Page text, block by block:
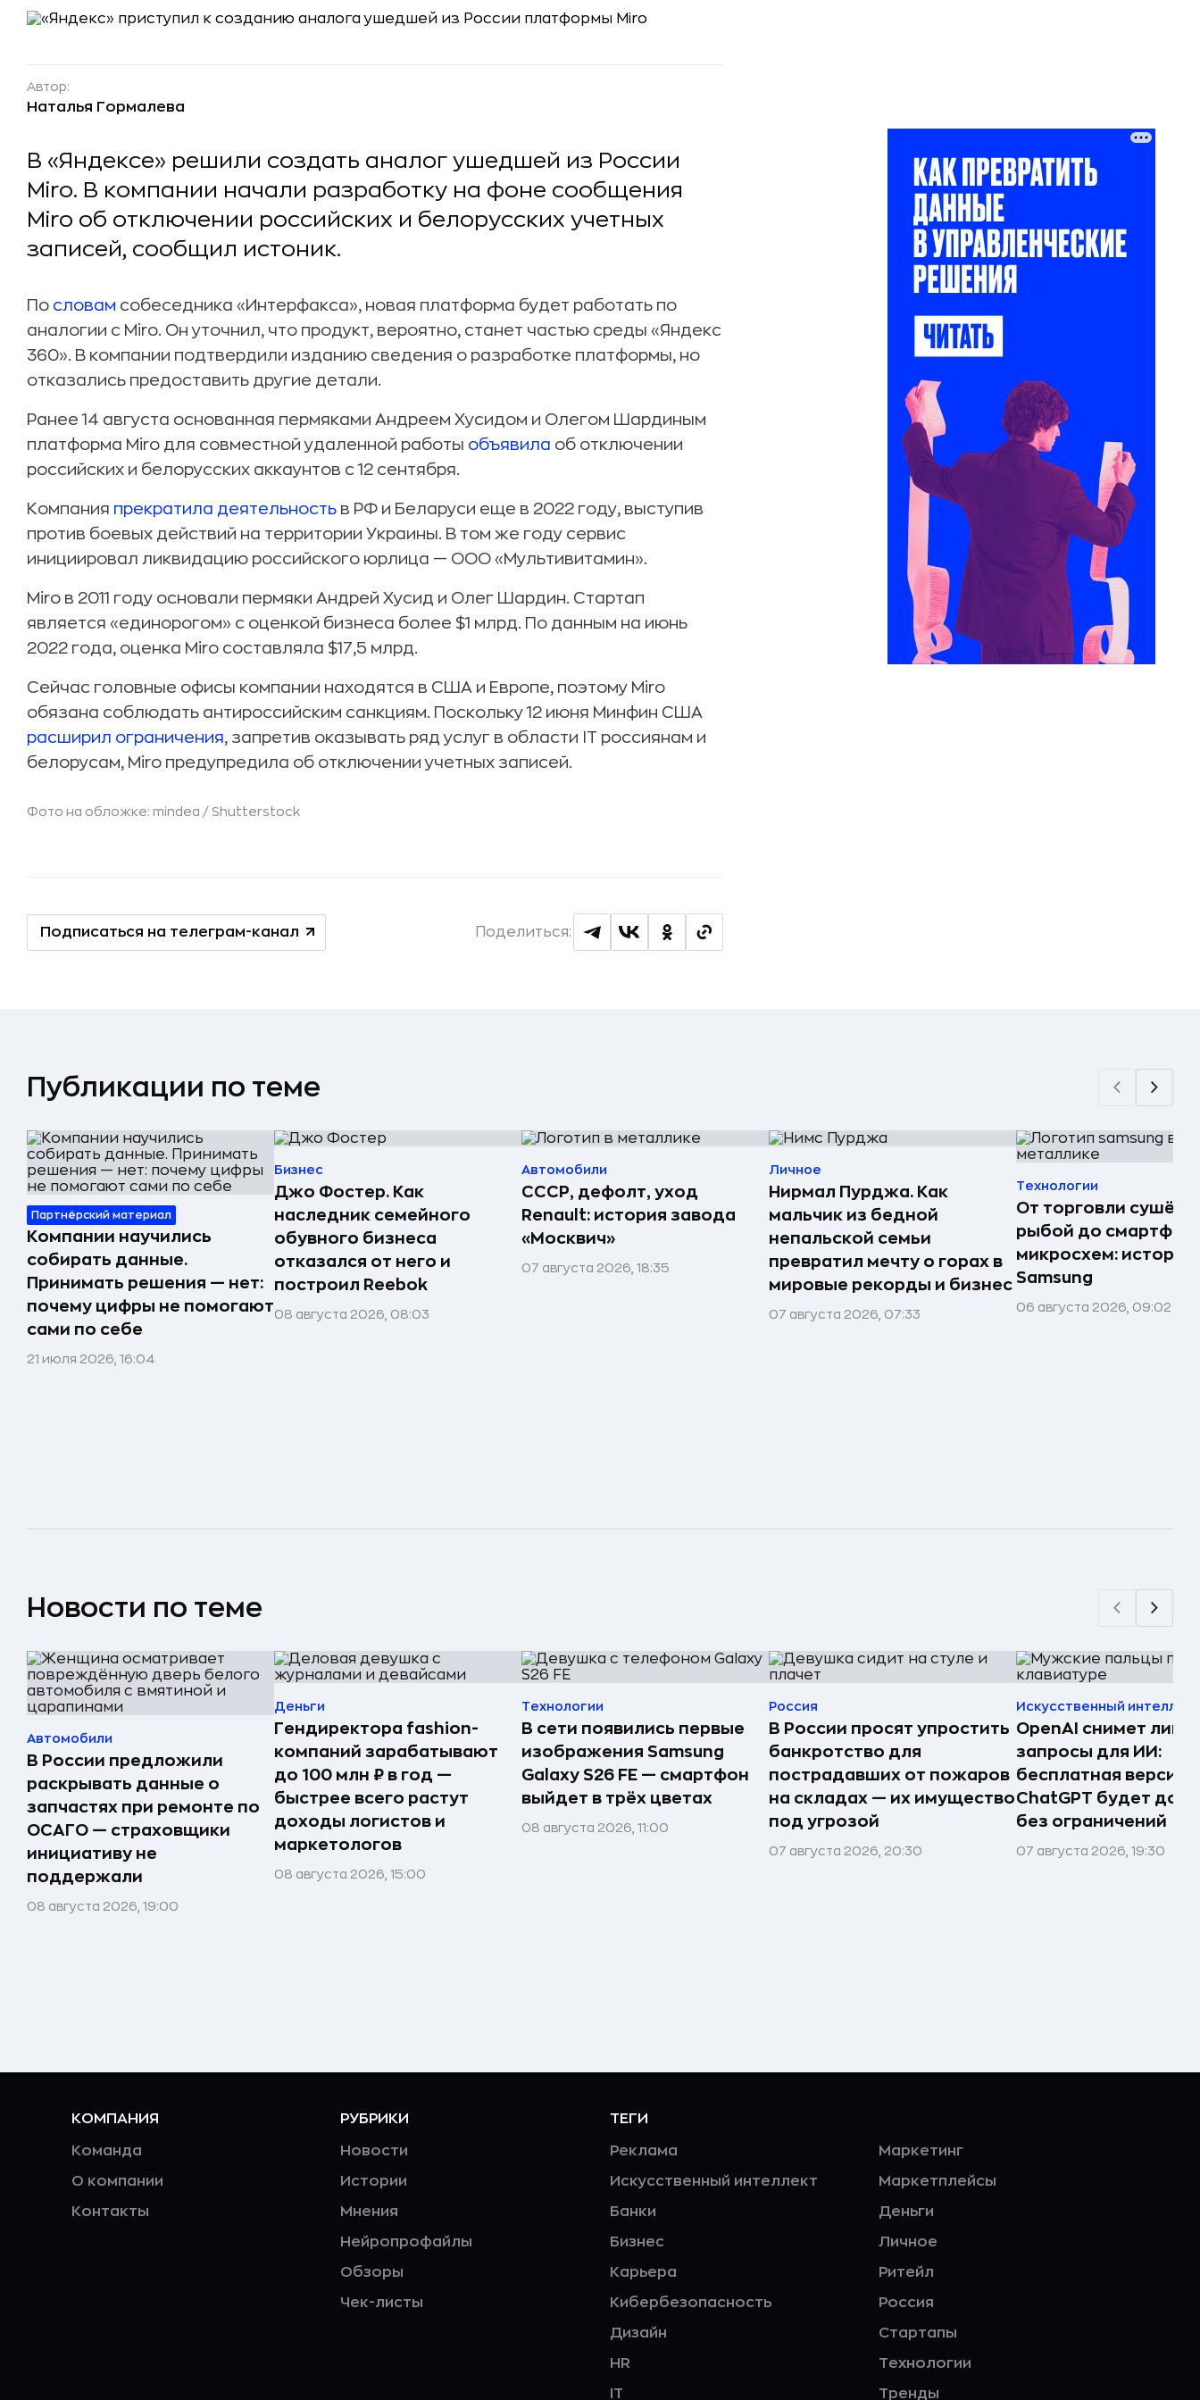
Автор:
Наталья Гормалева
В «Яндексе» решили создать аналог ушедшей из России
Miro. В компании начали разработку на фоне сообщения
Miro об отключении российских и белорусских учетных
записей, сообщил истоник.
По словам собеседника «Интерфакса», новая платформа будет работать по
аналогии с Miro. Он уточнил, что продукт, вероятно, станет частью среды «Яндекс
360». В компании подтвердили изданию сведения о разработке платформы, но
отказались предоставить другие детали.
Ранее 14 августа основанная пермяками Андреем Хусидом и Олегом Шардиным
платформа Miro для совместной удаленной работы объявила об отключении
российских и белорусских аккаунтов с 12 сентября.
Компания прекратила деятельность в РФ и Беларуси еще в 2022 году, выступив
против боевых действий на территории Украины. В том же году сервис
инициировал ликвидацию российского юрлица — ООО «Мультивитамин».
Miro в 2011 году основали пермяки Андрей Хусид и Олег Шардин. Стартап
является «единорогом» с оценкой бизнеса более $1 млрд. По данным на июнь
2022 года, оценка Miro составляла $17,5 млрд.
Сейчас головные офисы компании находятся в США и Европе, поэтому Miro
обязана соблюдать антироссийским санкциям. Поскольку 12 июня Минфин США
расширил ограничения, запретив оказывать ряд услуг в области IT россиянам и
белорусам, Miro предупредила об отключении учетных записей.
Фото на обложке: mindea / Shutterstock
Подписаться на телеграм-канал Поделиться:
Публикации по теме
Партнёрский материал
Компании научились
собирать данные.
Принимать решения — нет:
почему цифры не помогают
сами по себе
21 июля 2026, 16:04
Бизнес
Джо Фостер. Как
наследник семейного
обувного бизнеса
отказался от него и
построил Reebok
08 августа 2026, 08:03
Автомобили
СССР, дефолт, уход
Renault: история завода
«Москвич»
07 августа 2026, 18:35
Личное
Нирмал Пурджа. Как
мальчик из бедной
непальской семьи
превратил мечту о горах в
мировые рекорды и бизнес
07 августа 2026, 07:33
Технологии
От торговли
рыбой до
микросхем: история
Samsung
06 августа 2026, 09:02
Новости по теме
Автомобили
В России предложили
раскрывать данные о
запчастях при ремонте по
ОСАГО — страховщики
инициативу не
поддержали
08 августа 2026, 19:00
Деньги
Гендиректора fashion-
компаний зарабатывают
до 100 млн ₽ в год —
быстрее всего растут
доходы логистов и
маркетологов
08 августа 2026, 15:00
Технологии
В сети появились первые
изображения Samsung
Galaxy S26 FE — смартфон
выйдет в трёх цветах
08 августа 2026, 11:00
Россия
В России просят упростить
банкротство для
пострадавших от пожаров
на складах — их имущество
под угрозой
07 августа 2026, 20:30
Искусственный
OpenAI снимет
запросы для ИИ:
бесплатная версия
ChatGPT будет
без ограничений
07 августа 2026, 19:30
КОМПАНИЯ
Команда
О компании
Контакты
РУБРИКИ
Новости
Истории
Мнения
Нейропрофайлы
Обзоры
Чек-листы
ТЕГИ
Реклама
Искусственный интеллект
Банки
Бизнес
Карьера
Кибербезопасность
Дизайн
HR
IT
Маркетинг
Маркетплейсы
Деньги
Личное
Ритейл
Россия
Стартапы
Технологии
Тренды